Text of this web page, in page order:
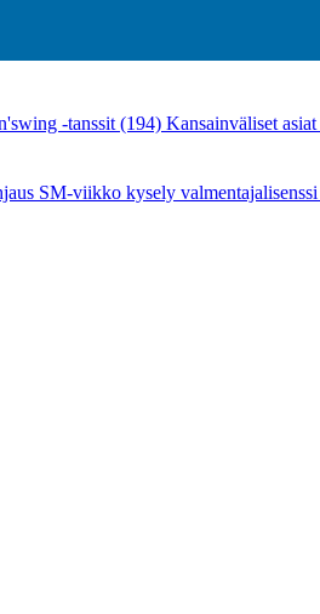
-tanssit (194) Kansainväliset asiat
SM-viikko kysely valmentajalisenssi